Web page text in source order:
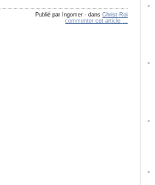
Publié par Ingomer - dansChrist-Roi
commenter cet article